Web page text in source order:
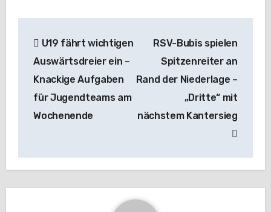
U19 fährt wichtigen
Auswärtsdreier ein –
Knackige Aufgaben
für Jugendteams am
Wochenende
RSV-Bubis spielen
Spitzenreiter an
Rand der Niederlage –
„Dritte“ mit
nächstem Kantersieg